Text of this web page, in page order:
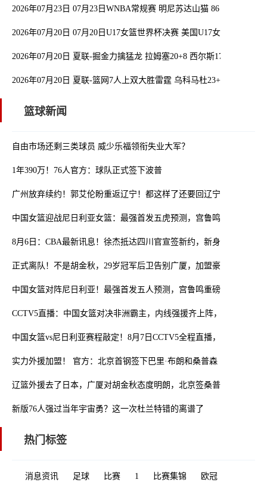
2026年07月23日 07月23日WNBA常规赛 明尼苏达山猫 86 - 76 西雅图
2026年07月20日 07月20日U17女篮世界杯决赛 美国U17女篮 82 - 73
2026年07月20日 夏联-掘金力擒猛龙 拉姆塞20+8 西尔斯17+6 伯内特
2026年07月20日 夏联-篮网7人上双大胜雷霆 乌科马杜23+9 阿什沃思
篮球新闻
自由市场还剩三类球员 威少乐福领衔失业大军？
1年390万！76人官方：球队正式签下波普
广州放弃续约！郭艾伦盼重返辽宁！都这样了还要回辽宁？球迷都看
中国女篮迎战尼日利亚女篮：最强首发五虎预测，宫鲁鸣带来三大好
8月6日：CBA最新讯息！徐杰抵达四川官宣签新约，新身份、薪资正
正式离队！不是胡金秋，29岁冠军后卫告别广厦，加盟豪门，薪水破
中国女篮对阵尼日利亚！最强首发五人预测，宫鲁鸣重磅信息三连发
CCTV5直播：中国女篮对决非洲霸主，内线强援齐上阵，敌手实力不
中国女篮vs尼日利亚赛程敲定！8月7日CCTV5全程直播，杨舒予迎来
实力外援加盟！ 官方：北京首钢签下巴里·布朗和桑普森
辽篮外援去了日本，广厦对胡金秋态度明朗，北京签桑普森另有原因
新版76人强过当年宇宙勇？这一次杜兰特错的离谱了
热门标签
消息资讯 足球 比赛 1 比赛集锦 欧冠